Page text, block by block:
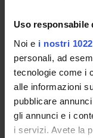
Uso responsabile
Noi e i nostri
personali, ad
tecnologie come i
alle informazioni
pubblicare
gli annunci e i
i servizi. Avete la
GOVERNANCE
COMMISSIONI